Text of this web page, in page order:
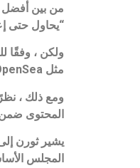
“يحاول حتى
مثل OpenSea.
المحتوى
المجلس